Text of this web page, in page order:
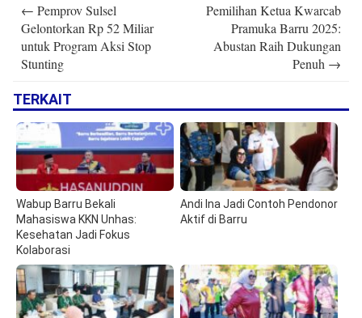
navigation
← Pemprov Sulsel
Gelontorkan Rp 52 Miliar
untuk Program Aksi Stop
Stunting
Pemilihan Ketua Kwarcab
Pramuka Barru 2025:
Abustan Raih Dukungan
Penuh →
TERKAIT
Wabup Barru Bekali
Mahasiswa KKN Unhas:
Kesehatan Jadi Fokus
Kolaborasi
Andi Ina Jadi Contoh Pendonor
Aktif di Barru